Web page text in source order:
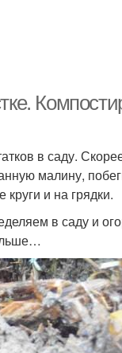
в саду.
малину,
и на грядки.
в саду и